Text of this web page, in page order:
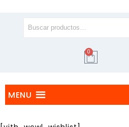
0
MENU